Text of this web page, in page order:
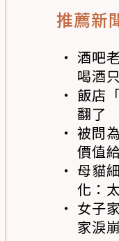
推薦新
酒吧
喝酒
飯店
翻了
被問
價值
母貓
化：
女子
家淚崩